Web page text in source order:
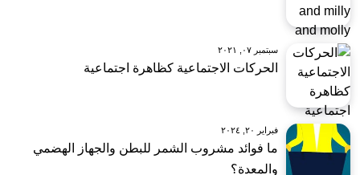
سبتمبر ٠٧, ٢٠٢١
الحركات الاجتماعية كظاهرة اجتماعية
فبراير ٢٠, ٢٠٢٤
ما فوائد مشروب الشمر للبطن والجهاز الهضمي
والمعدة؟